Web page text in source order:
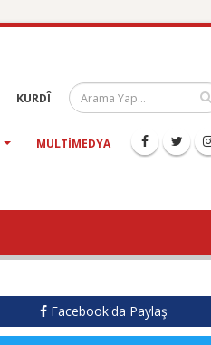
KURDÎ
MULTIMEDYA
Facebook'da Paylaş